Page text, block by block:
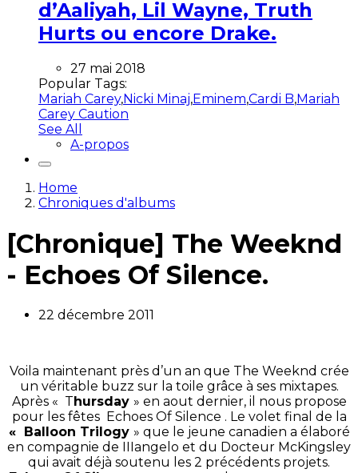
d’Aaliyah, Lil Wayne, Truth
Hurts ou encore Drake.
27 mai 2018
Popular Tags:
Mariah Carey,Nicki Minaj,Eminem,Cardi B,Mariah
Carey Caution
See All
A-propos
Home
Chroniques d'albums
[Chronique] The Weeknd
- Echoes Of Silence.
22 décembre 2011
Voila maintenant près d’un an que The Weeknd crée
un véritable buzz sur la toile grâce à ses mixtapes.
Après « Thursday » en aout dernier, il nous propose
pour les fêtes Echoes Of Silence . Le volet final de la
« Balloon Trilogy » que le jeune canadien a élaboré
en compagnie de IIIangelo et du Docteur McKingsley
qui avait déjà soutenu les 2 précédents projets.